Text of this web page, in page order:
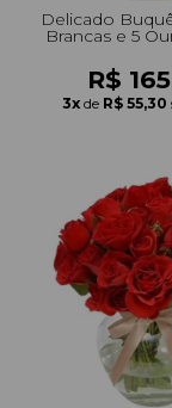
Delicado
Brancas e 5
R$
3x de R$ 55,30